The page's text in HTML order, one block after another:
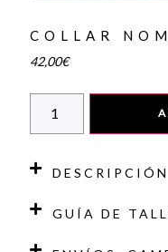
COLLAR
42,00€
DESCRIPCIÓN
GUÍA DE